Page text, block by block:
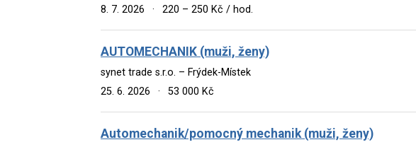
8. 7. 2026
· 220 – 250 Kč / hod.
AUTOMECHANIK (muži, ženy)
synet trade s.r.o. – Frýdek-Místek
25. 6. 2026
· 53 000 Kč
Automechanik/pomocný mechanik (muži, ženy)